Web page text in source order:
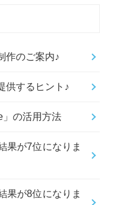
作のご案内♪
供するヒント♪
の活用方法
果が7位になりま
果が8位になりま